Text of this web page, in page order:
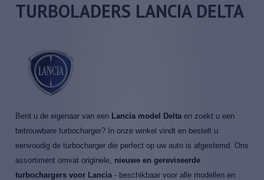
TURBOLADERS LANCIA DELTA
Bent u de eigenaar van een Lancia model Delta en zoekt u een
betrouwbare turbocharger? In onze winkel vindt en bestelt u
eenvoudig de turbocharger die perfect op uw auto is afgestemd. Ons
assortiment omvat originele, nieuwe en gereviseerde
turbochargers voor Lancia - beschikbaar voor alle modellen en